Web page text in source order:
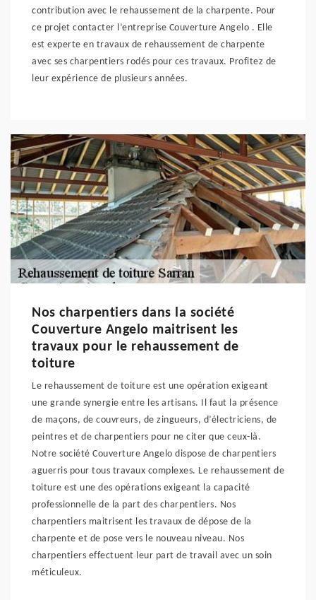
contribution avec le rehaussement de la charpente. Pour
ce projet contacter l’entreprise Couverture Angelo . Elle
est experte en travaux de rehaussement de charpente
avec ses charpentiers rodés pour ces travaux. Profitez de
leur expérience de plusieurs années.
Nos charpentiers dans la société
Couverture Angelo maitrisent les
travaux pour le rehaussement de
toiture
Le rehaussement de toiture est une opération exigeant
une grande synergie entre les artisans. Il faut la présence
de maçons, de couvreurs, de zingueurs, d’électriciens, de
peintres et de charpentiers pour ne citer que ceux-là.
Notre société Couverture Angelo dispose de charpentiers
aguerris pour tous travaux complexes. Le rehaussement de
toiture est une des opérations exigeant la capacité
professionnelle de la part des charpentiers. Nos
charpentiers maitrisent les travaux de dépose de la
charpente et de pose vers le nouveau niveau. Nos
charpentiers effectuent leur part de travail avec un soin
méticuleux.